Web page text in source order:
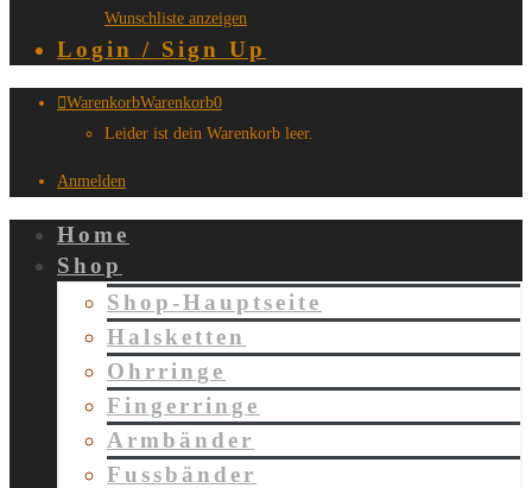
Wunschliste anzeigen
Login / Sign Up
WarenkorbWarenkorb0
Leider ist dein Warenkorb leer.
Anmelden
Home
Shop
Shop-Hauptseite
Halsketten
Ohrringe
Fingerringe
Armbänder
Fussbänder